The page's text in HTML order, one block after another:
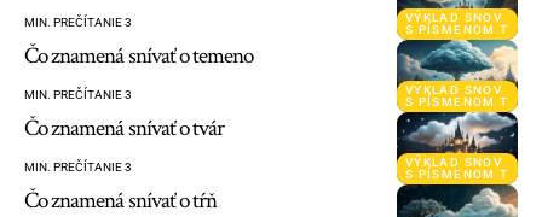
VÝKLAD SNOV
S PÍSMENOM T
MIN. PREČÍTANIE 3
VÝKLAD SNOV
S PÍSMENOM T
Čo znamená snívať o temeno
MIN. PREČÍTANIE 3
VÝKLAD SNOV
S PÍSMENOM T
Čo znamená snívať o tvár
MIN. PREČÍTANIE 3
Čo znamená snívať o tŕň